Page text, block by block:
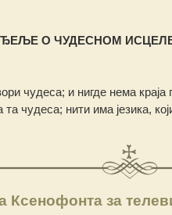
О ЧУДЕСНОМ
чудеса; и нигде нема
чудеса; нити има језика,
Ксенофонта за